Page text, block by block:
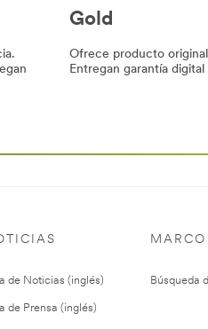
Gold
Ofrece producto
Entregan garantía
de Noticias (inglés)
de Prensa (inglés)
Búsqueda